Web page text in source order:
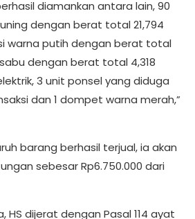
diamankan antara lain, 90
dengan berat total 21,794
warna putih dengan berat total
dengan berat total 4,318
3 unit ponsel yang diduga
dan 1 dompet warna merah,”
barang berhasil terjual, ia akan
sebesar Rp6.750.000 dari
HS dijerat dengan Pasal 114 ayat